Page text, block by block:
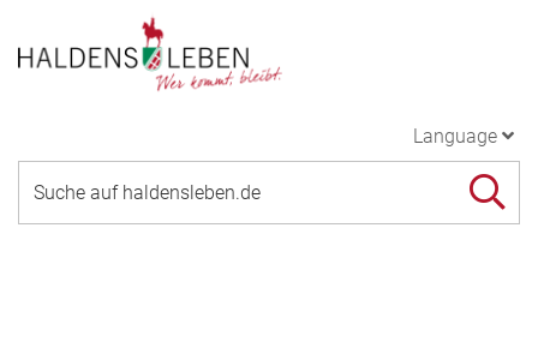
Language